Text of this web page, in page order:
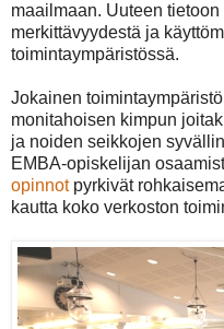
maailmaan. Uuteen
merkittävyydestä ja
toimintaympäristössä.
Jokainen
monitahoisen kimpun
ja noiden seikkojen
EMBA-opiskelijan
opinnotpyrkivät
kautta koko verkoston